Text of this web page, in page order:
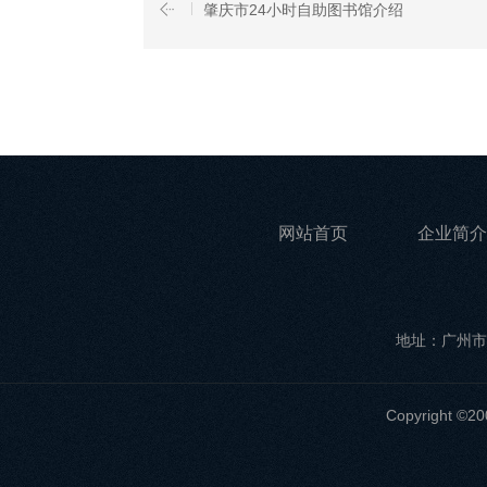
肇庆市24小时自助图书馆介绍
网站首页 企业简介
地址：广州
Copyright